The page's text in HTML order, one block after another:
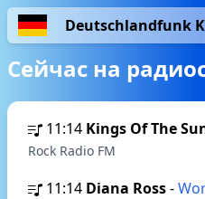
Deutschlandfunk
Сейчас на
11:14 Kings Of The
Rock Radio FM
11:14 Diana Ross-